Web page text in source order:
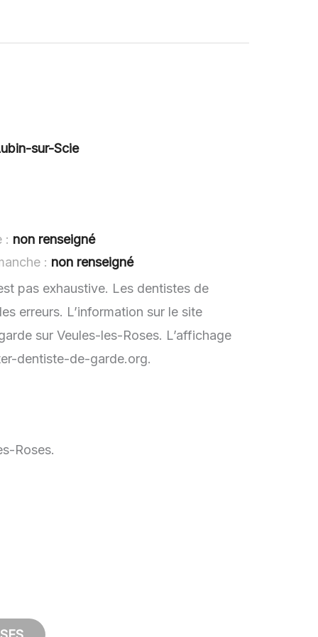
sur-Scie
: non renseigné
: non renseigné
pas exhaustive. Les dentistes de
erreurs. L’information sur le site
sur Veules-les-Roses. L’affichage
dentiste-de-garde.org.
Roses.